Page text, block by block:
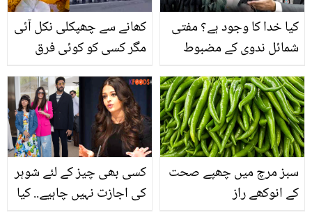
کھانے سے چھپکلی نکل آئی
مگر کسی کو کوئی فرق
پلیٹ سے چھپکلی نکلنے
کی ویڈیو نے لوگوں کے دل
خراب کر دئے
کیا خدا کا وجود ہے؟ مفتی
شمائل ندوی کے مضبوط
گئے! ویڈیو
کسی بھی چیز کے لئے شوہر
کی اجازت نہیں چاہیے.. کیا
سبز مرچ میں چھپے صحت
کے انوکھے راز